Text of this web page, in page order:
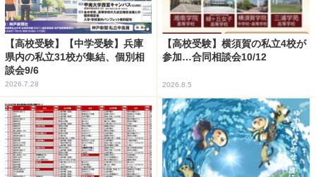
【高校受験】【中学受験】兵庫
県内の私立31校が集結、個別相
談会9/6
2026.7.28
【高校受験】横須賀の私立4校が
参加…合同相談会10/12
2026.8.5